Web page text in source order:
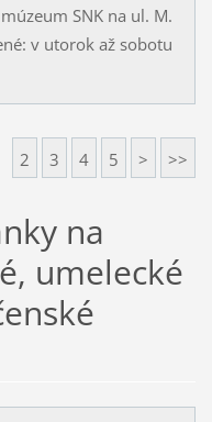
SNK na ul. M.
v utorok až sobotu
2 3 4 5 > >>
na
umelecké